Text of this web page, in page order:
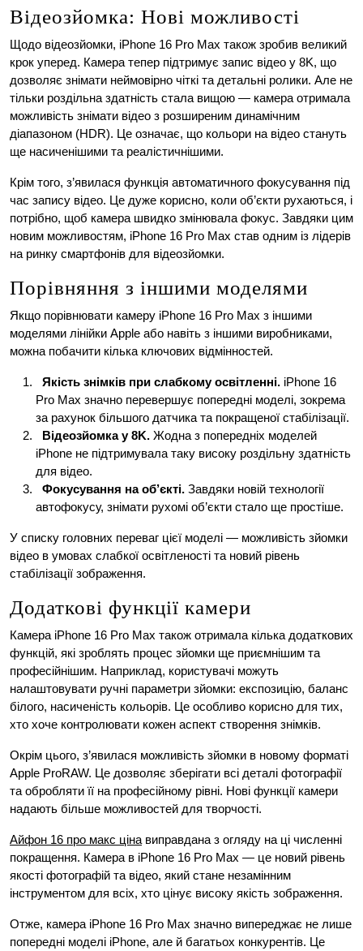
Відеозйомка: Нові можливості
Щодо відеозйомки, iPhone 16 Pro Max також зробив великий
крок уперед. Камера тепер підтримує запис відео у 8K, що
дозволяє знімати неймовірно чіткі та детальні ролики. Але не
тільки роздільна здатність стала вищою — камера отримала
можливість знімати відео з розширеним динамічним
діапазоном (HDR). Це означає, що кольори на відео стануть
ще насиченішими та реалістичнішими.
Крім того, з’явилася функція автоматичного фокусування під
час запису відео. Це дуже корисно, коли об’єкти рухаються, і
потрібно, щоб камера швидко змінювала фокус. Завдяки цим
новим можливостям, iPhone 16 Pro Max став одним із лідерів
на ринку смартфонів для відеозйомки.
Порівняння з іншими моделями
Якщо порівнювати камеру iPhone 16 Pro Max з іншими
моделями лінійки Apple або навіть з іншими виробниками,
можна побачити кілька ключових відмінностей.
Якість знімків при слабкому освітленні. iPhone 16
Pro Max значно перевершує попередні моделі, зокрема
за рахунок більшого датчика та покращеної стабілізації.
Відеозйомка у 8K. Жодна з попередніх моделей
iPhone не підтримувала таку високу роздільну здатність
для відео.
Фокусування на об’єкті. Завдяки новій технології
автофокусу, знімати рухомі об’єкти стало ще простіше.
У списку головних переваг цієї моделі — можливість зйомки
відео в умовах слабкої освітленості та новий рівень
стабілізації зображення.
Додаткові функції камери
Камера iPhone 16 Pro Max також отримала кілька додаткових
функцій, які зроблять процес зйомки ще приємнішим та
професійнішим. Наприклад, користувачі можуть
налаштовувати ручні параметри зйомки: експозицію, баланс
білого, насиченість кольорів. Це особливо корисно для тих,
хто хоче контролювати кожен аспект створення знімків.
Окрім цього, з’явилася можливість зйомки в новому форматі
Apple ProRAW. Це дозволяє зберігати всі деталі фотографії
та обробляти її на професійному рівні. Нові функції камери
надають більше можливостей для творчості.
Айфон 16 про макс ціна виправдана з огляду на ці численні
покращення. Камера в iPhone 16 Pro Max — це новий рівень
якості фотографій та відео, який стане незамінним
інструментом для всіх, хто цінує високу якість зображення.
Отже, камера iPhone 16 Pro Max значно випереджає не лише
попередні моделі iPhone, але й багатьох конкурентів. Це